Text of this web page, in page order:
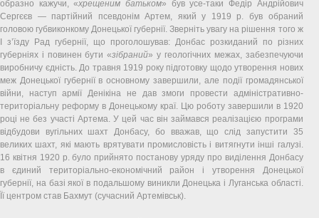
образно кажучи, «хрещеним батьком» був усе-таки Федір Андрійович
Сергєєв — партійний псевдонім Артем, який у 1919 р. був обраний
головою губвиконкому Донецької губернії. Зверніть увагу на рішення того ж
І з’їзду Рад губернії, що проголошував: Донбас розкиданий по різних
губерніях і повинен бути «зібраний» у геологічних межах, забезпечуючи
виробничу єдність. До травня 1919 року підготовку щодо утворення нових
меж Донецької губернії в основному завершили, але події громадянської
війни, наступ армії Денікіна не дав змоги провести адміністративно-
територіальну реформу в Донецькому краї. Цю роботу завершили в 1920
році не без участі Артема. У цей час він займався реалізацією програми
відбудови вугільних шахт Донбасу, бо вважав, що слід запустити 35
великих шахт, які мають врятувати промисловість і витягнути інші галузі.
16 квітня 1920 р. було прийнято постанову уряду про виділення Донбасу
в єдиний територіально-економічний район і утворення Донецької
губернії, на базі якої в подальшому виникли Донецька і Луганська області.
Її центром став Бахмут (сучасний Артемівськ).